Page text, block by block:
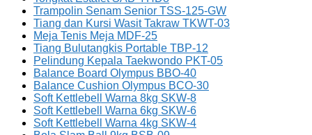
Trampolin Senam Senior TSS-125-GW
Tiang dan Kursi Wasit Takraw TKWT-03
Meja Tenis Meja MDF-25
Tiang Bulutangkis Portable TBP-12
Pelindung Kepala Taekwondo PKT-05
Balance Board Olympus BBO-40
Balance Cushion Olympus BCO-30
Soft Kettlebell Warna 8kg SKW-8
Soft Kettlebell Warna 6kg SKW-6
Soft Kettlebell Warna 4kg SKW-4